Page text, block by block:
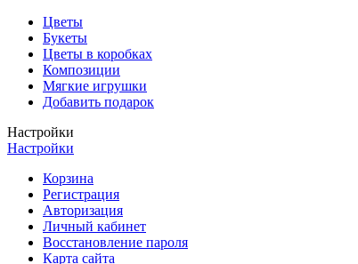
Цветы
Букеты
Цветы в коробках
Композиции
Мягкие игрушки
Добавить подарок
Настройки
Настройки
Корзина
Регистрация
Авторизация
Личный кабинет
Восстановление пароля
Карта сайта